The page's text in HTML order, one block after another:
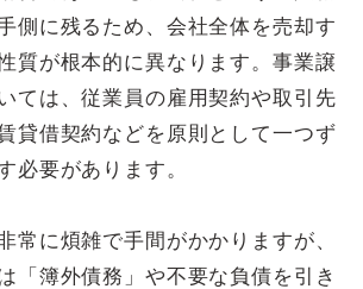
側に残るため、会社全体を売却す
質が根本的に異なります。事業譲
ては、従業員の雇用契約や取引先
貸借契約などを原則として一つず
必要があります。
常に煩雑で手間がかかりますが、
「簿外債務」や不要な負債を引き